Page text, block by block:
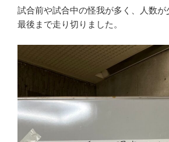
試合前や試合中の怪我が多く、人数
最後まで走り切りました。